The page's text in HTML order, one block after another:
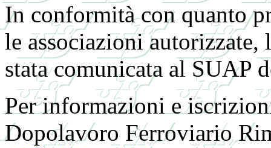
In conformità con quanto
le associazioni
stata comunicata al SUAP
Per informazioni e
Dopolavoro Ferroviario